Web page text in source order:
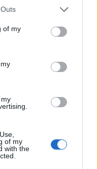
of my
of my
with the